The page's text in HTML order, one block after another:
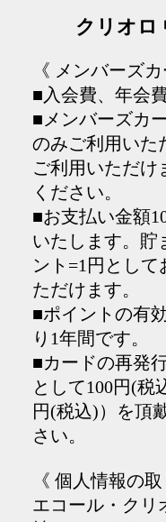
クリオロ
《 メンバーズ
■入会費、年会
■メンバーズカ
のみご利用いた
ご利用いただけ
ください。
■お支払い金額
いたします。貯
ント=1円とし
ただけます。
■ポイントの有
り1年間です。
■カードの再発
として100円(税
円(税込)）を頂
さい。
《 個人情報の
エコール・クリ